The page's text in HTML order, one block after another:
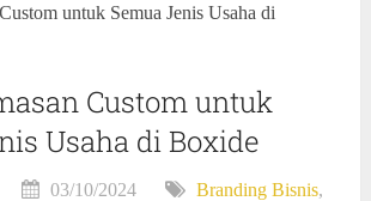
untuk Semua Jenis Usaha di
Custom untuk
Usaha di Boxide
03/10/2024 Branding Bisnis,